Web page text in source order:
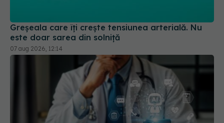
Greșeala care îți crește tensiunea arterială. Nu
este doar sarea din solniță
07 aug 2026, 12:14